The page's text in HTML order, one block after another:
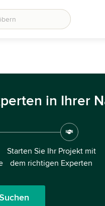
in Ihrer
Starten Sie Ihr Projekt mit
dem richtigen Experten